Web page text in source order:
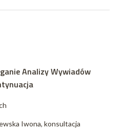
Analizy Wywiadów
Iwona, konsultacja